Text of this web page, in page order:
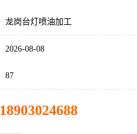
龙岗台灯喷油加工
2026-08-08
87
18903024688